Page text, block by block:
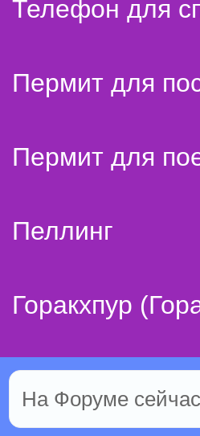
Телефон для
Пермит для
Пермит для
Пеллинг
Горакхпур
На Форуме